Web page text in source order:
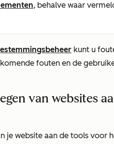
, behalve waar
kunt u
fouten en de
van websites
je website aan de tools voor